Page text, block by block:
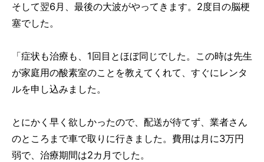
そして翌6月、最後の大波がやってきます。2度目の脳梗
塞でした。
「症状も治療も、1回目とほぼ同じでした。この時は先生
が家庭用の酸素室のことを教えてくれて、すぐにレンタ
ルを申し込みました。
とにかく早く欲しかったので、配送が待てず、業者さん
のところまで車で取りに行きました。費用は月に3万円
弱で、治療期間は2カ月でした。